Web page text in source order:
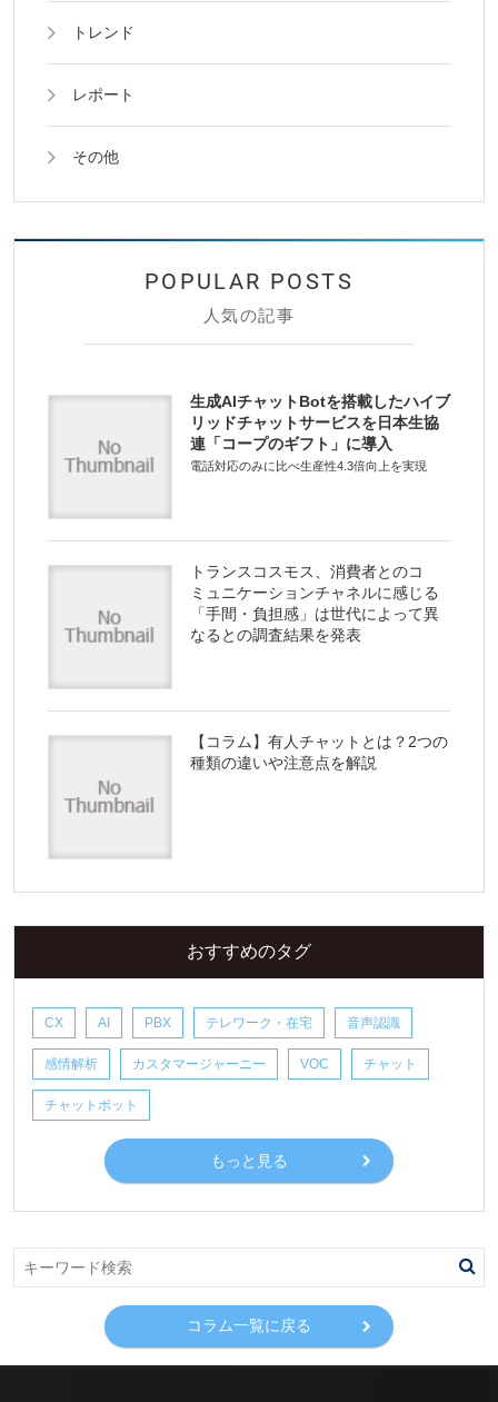
トレンド
レポート
その他
人気の記事
生成AIチャットBotを搭載したハイブ
リッドチャットサービスを日本生協
連「コープのギフト」に導入
電話対応のみに比べ生産性4.3倍向上を実現
トランスコスモス、消費者とのコ
ミュニケーションチャネルに感じる
「手間・負担感」は世代によって異
なるとの調査結果を発表
【コラム】有人チャットとは？2つの
種類の違いや注意点を解説
おすすめのタグ
CX AI PBX テレワーク・在宅 音声認識
感情解析 カスタマージャーニー VOC チャット
チャットボット
もっと見る
コラム一覧に戻る